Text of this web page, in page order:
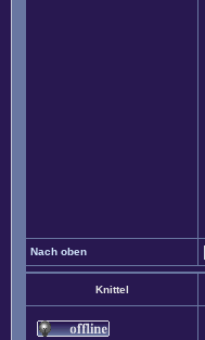
Nach oben
Knittel